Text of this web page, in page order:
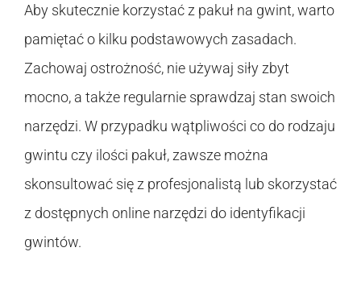
Aby skutecznie korzystać z pakuł na gwint, warto
pamiętać o kilku podstawowych zasadach.
Zachowaj ostrożność, nie używaj siły zbyt
mocno, a także regularnie sprawdzaj stan swoich
narzędzi. W przypadku wątpliwości co do rodzaju
gwintu czy ilości pakuł, zawsze można
skonsultować się z profesjonalistą lub skorzystać
z dostępnych online narzędzi do identyfikacji
gwintów.